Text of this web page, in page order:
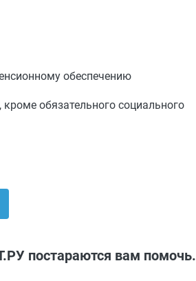
обеспечению
обязательного социального
постараются вам помочь.